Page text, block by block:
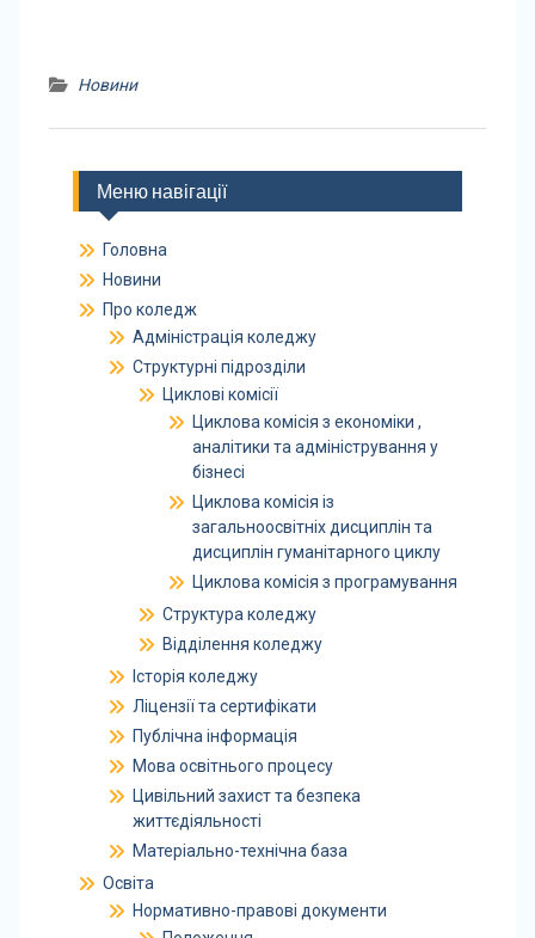
Новини
Меню навігації
Головна
Новини
Про коледж
Адміністрація коледжу
Структурні підрозділи
Циклові комісії
Циклова комісія з економіки ,
аналітики та адміністрування у
бізнесі
Циклова комісія із
загальноосвітніх дисциплін та
дисциплін гуманітарного циклу
Циклова комісія з програмування
Структура коледжу
Відділення коледжу
Історія коледжу
Ліцензії та сертифікати
Публічна інформація
Мова освітнього процесу
Цивільний захист та безпека
життєдіяльності
Матеріально-технічна база
Освіта
Нормативно-правові документи